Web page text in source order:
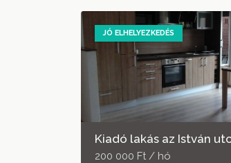
JÓ ELHELYEZKEDÉS
Kiadó lakás az István
200 000 Ft / hó